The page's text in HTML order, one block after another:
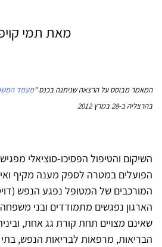
מאת תמי
המאמר מבוסס על הרצאה שניתנה בכנס "מעמד
בהרצליה ב-28 במרץ 2012
השיקום והטיפול הפסיכו-סוציאלי
הפועלים במטרה לספק מענה מקיף
הארגון נפגשים מתמודדים ובני
שאינם מצויים תחת קורת גג אחת,
הבריאות, מרפאות לבריאות הנפש, בתי